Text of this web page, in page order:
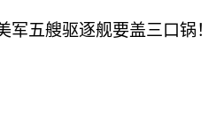
军五艘驱逐舰要盖三口锅！